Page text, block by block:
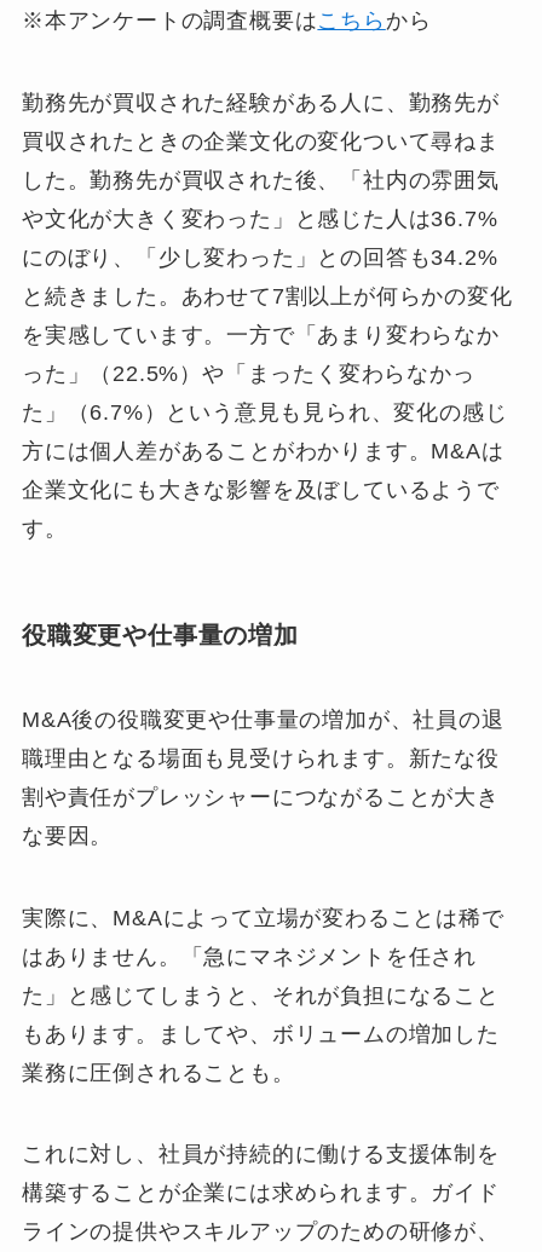
※本アンケートの調査概要はこちら から
勤務先が買収された経験がある人に、勤務先が
買収されたときの企業文化の変化ついて尋ねま
した。勤務先が買収された後、「社内の雰囲気
や文化が大きく変わった」と感じた人は36.7%
にのぼり、「少し変わった」との回答も34.2%
と続きました。あわせて7割以上が何らかの変化
を実感しています。一方で「あまり変わらなか
った」（22.5%）や「まったく変わらなかっ
た」（6.7%）という意見も見られ、変化の感じ
方には個人差があることがわかります。M&Aは
企業文化にも大きな影響を及ぼしているようで
す。
役職変更や仕事量の増加
M&A後の役職変更や仕事量の増加が、社員の退
職理由となる場面も見受けられます。新たな役
割や責任がプレッシャーにつながることが大き
な要因。
実際に、M&Aによって立場が変わることは稀で
はありません。「急にマネジメントを任され
た」と感じてしまうと、それが負担になること
もあります。ましてや、ボリュームの増加した
業務に圧倒されることも。
これに対し、社員が持続的に働ける支援体制を
構築することが企業には求められます。ガイド
ラインの提供やスキルアップのための研修が、